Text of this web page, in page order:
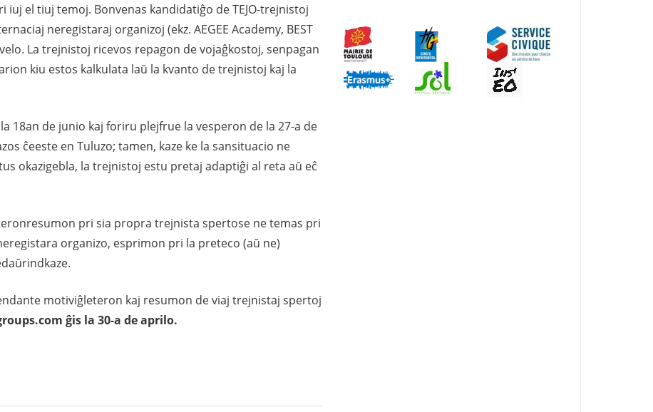
el tiuj temoj. Bonvenas kandidatiĝo de TEJO-trejnistoj
neregistaraj organizoj (ekz. AEGEE Academy, BEST
La trejnistoj ricevos repagon de vojaĝkostoj, senpagan
kiu estos kalkulata laŭ la kvanto de trejnistoj kaj la
18an de junio kaj foriru plejfrue la vesperon de la 27-a de
ĉeeste en Tuluzo; tamen, kaze ke la sansituacio ne
okazigebla, la trejnistoj estu pretaj adaptiĝi al reta aŭ eĉ
pri sia propra trejnista spertose ne temas pri
organizo, esprimon pri la preteco (aŭ ne)
motiviĝleteron kaj resumon de viaj trejnistaj spertoj
ĝis la 30-a de aprilo.